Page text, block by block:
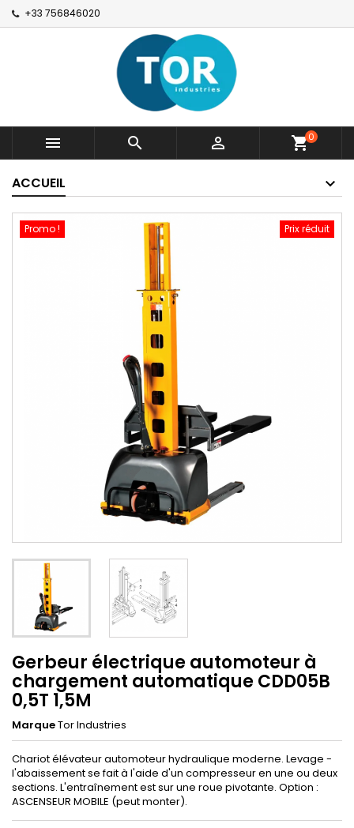
+33 756846020
   shopping_cart0
ACCUEIL
Promo ! Prix réduit
Gerbeur électrique automoteur à
chargement automatique CDD05B
0,5T 1,5M
MarqueTor Industries
Chariot élévateur automoteur hydraulique moderne. Levage -
l'abaissement se fait à l'aide d'un compresseur en une ou deux
sections. L'entraînement est sur une roue pivotante. Option :
ASCENSEUR MOBILE (peut monter).